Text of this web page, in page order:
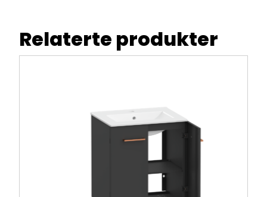
Relaterte produkter